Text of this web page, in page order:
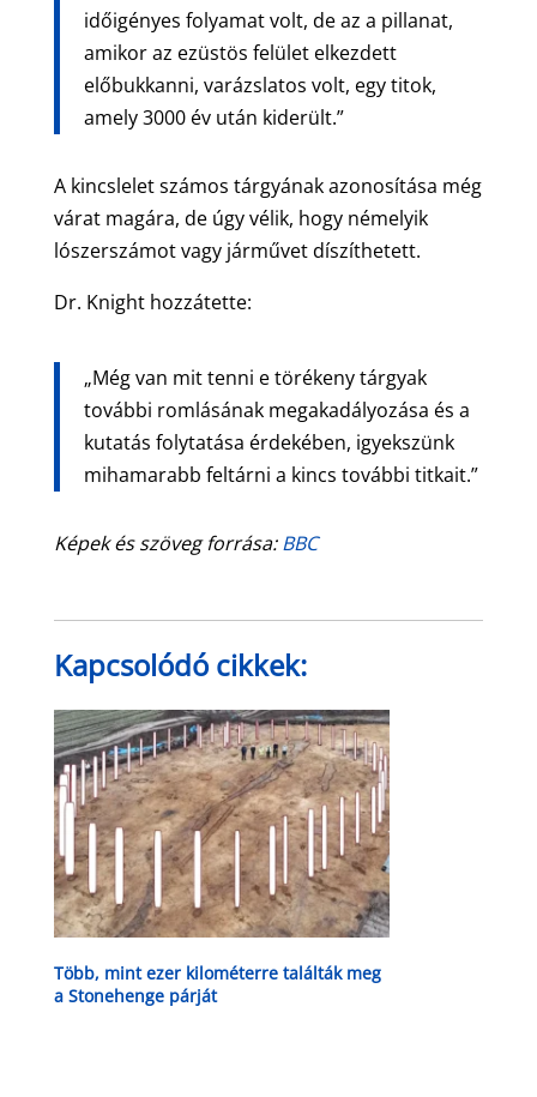
időigényes folyamat volt, de az a pillanat,
amikor az ezüstös felület elkezdett
előbukkanni, varázslatos volt, egy titok,
amely 3000 év után kiderült.”
A kincslelet számos tárgyának azonosítása még
várat magára, de úgy vélik, hogy némelyik
lószerszámot vagy járművet díszíthetett.
Dr. Knight hozzátette:
„Még van mit tenni e törékeny tárgyak
további romlásának megakadályozása és a
kutatás folytatása érdekében, igyekszünk
mihamarabb feltárni a kincs további titkait.”
Képek és szöveg forrása:BBC
Kapcsolódó cikkek:
Több, mint ezer kilométerre találták meg
a Stonehenge párját